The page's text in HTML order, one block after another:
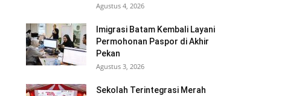
Agustus 4, 2026
Imigrasi Batam Kembali Layani
Permohonan Paspor di Akhir
Pekan
Agustus 3, 2026
Sekolah Terintegrasi Merah